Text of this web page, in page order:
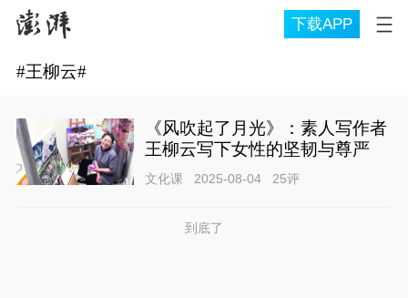
下载APP
#王柳云#
《风吹起了月光》：素人写作者
王柳云写下女性的坚韧与尊严
文化课 2025-08-04 25评
到底了